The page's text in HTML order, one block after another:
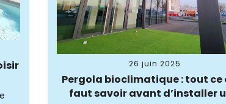
26 juin 2025
Pergola bioclimatique : tout ce
faut savoir avant d’installer